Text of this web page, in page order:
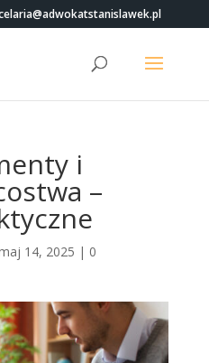
i
–
14, 2025 | 0